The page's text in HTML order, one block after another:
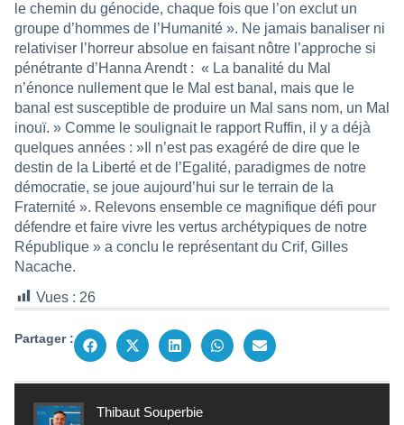
le chemin du génocide, chaque fois que l’on exclut un
groupe d’hommes de l’Humanité ». Ne jamais banaliser ni
relativiser l’horreur absolue en faisant nôtre l’approche si
pénétrante d’Hanna Arendt : « La banalité du Mal
n’énonce nullement que le Mal est banal, mais que le
banal est susceptible de produire un Mal sans nom, un Mal
inouï. » Comme le soulignait le rapport Ruffin, il y a déjà
quelques années : »Il n’est pas exagéré de dire que le
destin de la Liberté et de l’Egalité, paradigmes de notre
démocratie, se joue aujourd’hui sur le terrain de la
Fraternité ». Relevons ensemble ce magnifique défi pour
défendre et faire vivre les vertus archétypiques de notre
République » a conclu le représentant du Crif, Gilles
Nacache.
Vues : 26
Partager :
Thibaut Souperbie